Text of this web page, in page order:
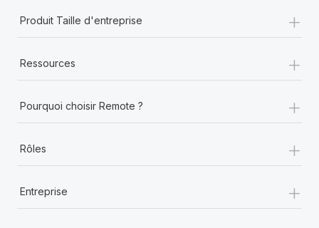
Produit Taille d'entreprise +
Ressources +
Pourquoi choisir Remote ? +
Rôles +
Entreprise
+